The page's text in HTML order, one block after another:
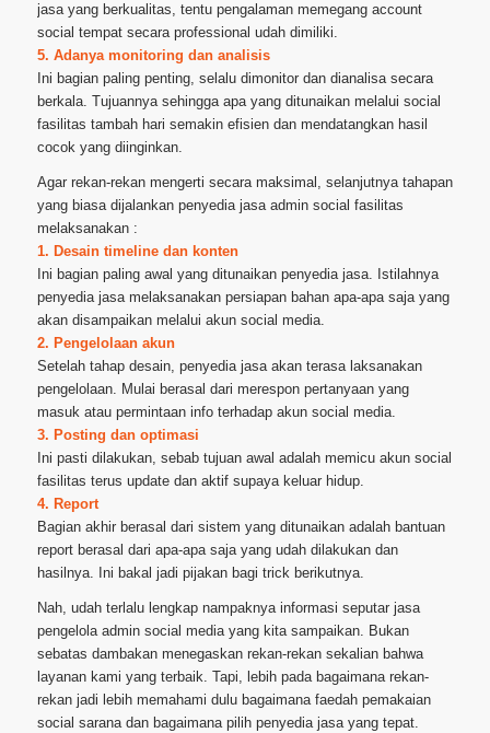
jasa yang berkualitas, tentu pengalaman memegang account
social tempat secara professional udah dimiliki.
5. Adanya monitoring dan analisis
Ini bagian paling penting, selalu dimonitor dan dianalisa secara
berkala. Tujuannya sehingga apa yang ditunaikan melalui social
fasilitas tambah hari semakin efisien dan mendatangkan hasil
cocok yang diinginkan.
Agar rekan-rekan mengerti secara maksimal, selanjutnya tahapan
yang biasa dijalankan penyedia jasa admin social fasilitas
melaksanakan :
1. Desain timeline dan konten
Ini bagian paling awal yang ditunaikan penyedia jasa. Istilahnya
penyedia jasa melaksanakan persiapan bahan apa-apa saja yang
akan disampaikan melalui akun social media.
2. Pengelolaan akun
Setelah tahap desain, penyedia jasa akan terasa laksanakan
pengelolaan. Mulai berasal dari merespon pertanyaan yang
masuk atau permintaan info terhadap akun social media.
3. Posting dan optimasi
Ini pasti dilakukan, sebab tujuan awal adalah memicu akun social
fasilitas terus update dan aktif supaya keluar hidup.
4. Report
Bagian akhir berasal dari sistem yang ditunaikan adalah bantuan
report berasal dari apa-apa saja yang udah dilakukan dan
hasilnya. Ini bakal jadi pijakan bagi trick berikutnya.
Nah, udah terlalu lengkap nampaknya informasi seputar jasa
pengelola admin social media yang kita sampaikan. Bukan
sebatas dambakan menegaskan rekan-rekan sekalian bahwa
layanan kami yang terbaik. Tapi, lebih pada bagaimana rekan-
rekan jadi lebih memahami dulu bagaimana faedah pemakaian
social sarana dan bagaimana pilih penyedia jasa yang tepat.